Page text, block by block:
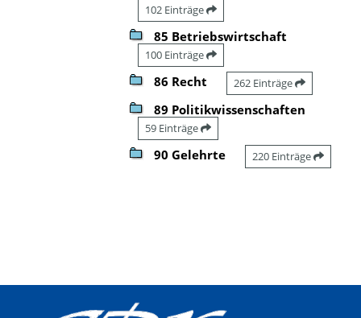
102 Einträge
85 Betriebswirtschaft
100 Einträge
86 Recht 262 Einträge
89 Politikwissenschaften
59 Einträge
90 Gelehrte 220 Einträge